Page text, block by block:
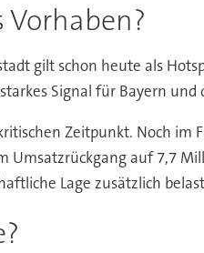
gilt schon heute als
Signal für Bayern
Zeitpunkt. Noch im
Umsatzrückgang auf 7,7
Lage zusätzlich